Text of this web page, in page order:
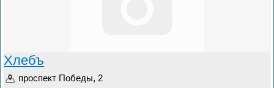
Хлебъ
проспект Победы, 2